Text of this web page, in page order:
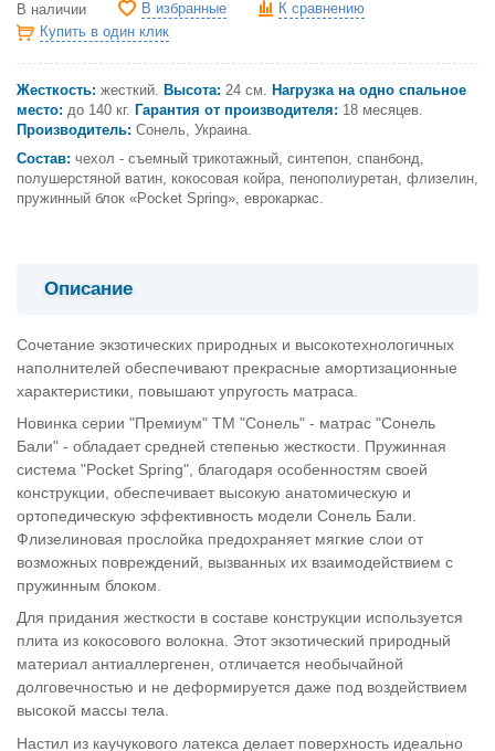
В наличии В избранные
К сравнению
Купить в один клик
Жесткость: жесткий. Высота: 24 см. Нагрузка на одно спальное
место: до 140 кг. Гарантия от производителя: 18 месяцев.
Производитель: Сонель, Украина.
Состав: чехол - съемный трикотажный, синтепон, спанбонд,
полушерстяной ватин, кокосовая койра, пенополиуретан, флизелин,
пружинный блок «Pocket Spring», еврокаркас.
Описание
Сочетание экзотических природных и высокотехнологичных
наполнителей обеспечивают прекрасные амортизационные
характеристики, повышают упругость матраса.
Новинка серии "Премиум" ТМ "Сонель" - матрас "Сонель
Бали" - обладает средней степенью жесткости. Пружинная
система "Pocket Spring", благодаря особенностям своей
конструкции, обеспечивает высокую анатомическую и
ортопедическую эффективность модели Сонель Бали.
Флизелиновая прослойка предохраняет мягкие слои от
возможных повреждений, вызванных их взаимодействием с
пружинным блоком.
Для придания жесткости в составе конструкции используется
плита из кокосового волокна. Этот экзотический природный
материал антиаллергенен, отличается необычайной
долговечностью и не деформируется даже под воздействием
высокой массы тела.
Настил из каучукового латекса делает поверхность идеально